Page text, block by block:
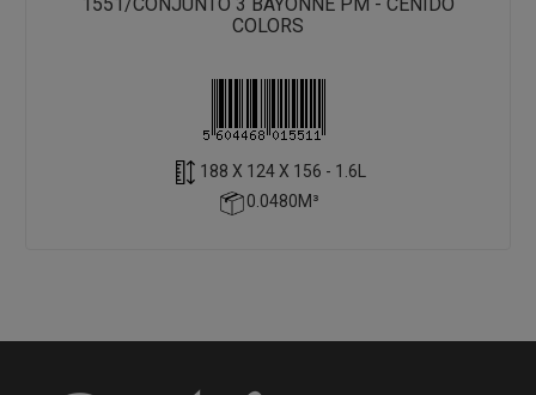
COLORS
188 X 124 X 156 - 1.6L
0.0480M³